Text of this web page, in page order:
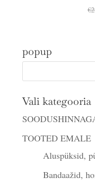
€
popup
Vali kategooria
TOOTED EMALE
Aluspüksid,
Bandaažid,